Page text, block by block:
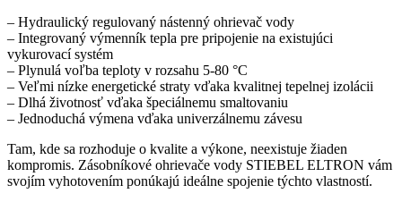
– Hydraulický regulovaný nástenný ohrievač vody
– Integrovaný výmenník tepla pre pripojenie na existujúci
vykurovací systém
– Plynulá voľba teploty v rozsahu 5-80 °C
– Veľmi nízke energetické straty vďaka kvalitnej tepelnej izolácii
– Dlhá životnosť vďaka špeciálnemu smaltovaniu
– Jednoduchá výmena vďaka univerzálnemu závesu
Tam, kde sa rozhoduje o kvalite a výkone, neexistuje žiaden
kompromis. Zásobníkové ohrievače vody STIEBEL ELTRON vám
svojím vyhotovením ponúkajú ideálne spojenie týchto vlastností.